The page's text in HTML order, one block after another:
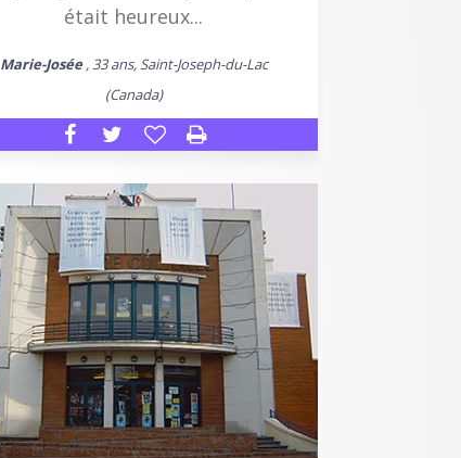
était heureux...
Marie-Josée, 33 ans, Saint-Joseph-du-Lac
(Canada)